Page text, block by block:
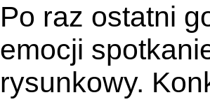
Po raz ostatni
emocji
rysunkowy.